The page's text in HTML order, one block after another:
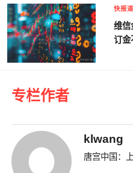
快报道
维信
订金
专栏作者
klwang
唐宫中国：